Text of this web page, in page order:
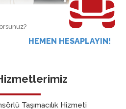
HEMEN HESAPLAYIN!
Taşımacılık Hizmeti